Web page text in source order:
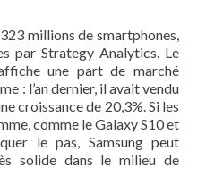
millions de smartphones,
par Strategy Analytics. Le
une part de marché
: l’an dernier, il avait vendu
croissance de 20,3%. Si les
comme le Galaxy S10 et
le pas, Samsung peut
solide dans le milieu de